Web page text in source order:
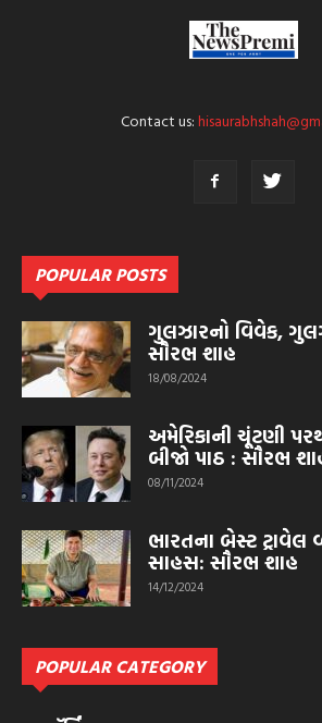
Contact us:
POPULAR POSTS
ગુલઝારનો વિવેક,
સૌરભ શાહ
18/08/2024
અમેરિકાની ચૂંટણી
બીજો પાઠ : સૌરભ
08/11/2024
ભારતના બેસ્ટ
સાહસ: સૌરભ શાહ
14/12/2024
POPULAR CATEGORY